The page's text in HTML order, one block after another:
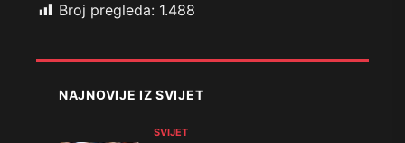
Broj pregleda: 1.488
NAJNOVIJE IZ SVIJET
SVIJET